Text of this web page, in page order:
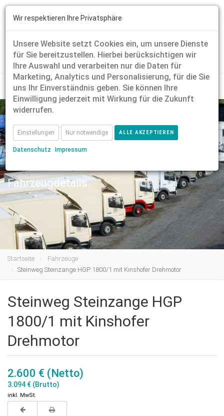
Fahrzeugdetails
Startseite
Fahrzeuge
Steinweg Steinzange HGP 1800/1 mit Kinshofer Drehmotor
Steinweg Steinzange HGP
1800/1 mit Kinshofer
Drehmotor
2.600 € (Netto)
3.094 € (Brutto)
inkl. MwSt.
Wir respektieren Ihre Privatsphäre
Unsere Website setzt Cookies ein, um unsere Dienste
für Sie bereitzustellen. Hierbei berücksichtigen wir
Ihre Auswahl und verarbeiten nur die Daten für
Marketing, Analytics und Personalisierung, für die Sie
uns Ihr Einverständnis geben. Sie können Ihre
Einwilligung jederzeit mit Wirkung für die Zukunft
widerrufen.
Einstellungen Nur notwendige ALLE AKZEPTIEREN
Datenschutz Impressum